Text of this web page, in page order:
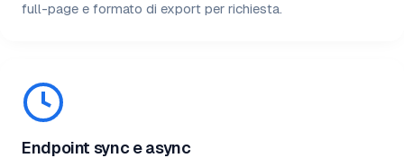
full-page e formato di export per richiesta.
Endpoint sync e async